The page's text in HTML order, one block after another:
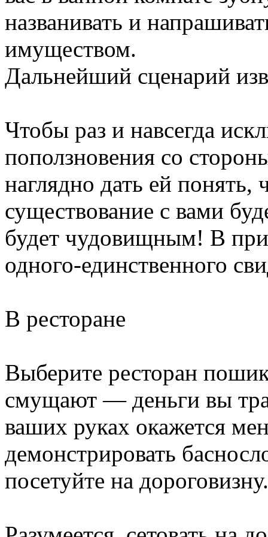
названивать и
имуществом.
Дальнейший сценарий
Чтобы раз и навсегда
поползновения со
наглядно дать ей понять,
существование с вами
будет чудовищным! В
одного-единственного
В ресторане
Выберите ресторан
смущают — деньги вы
ваших руках окажется
демонстрировать
посетуйте на дороговизну.